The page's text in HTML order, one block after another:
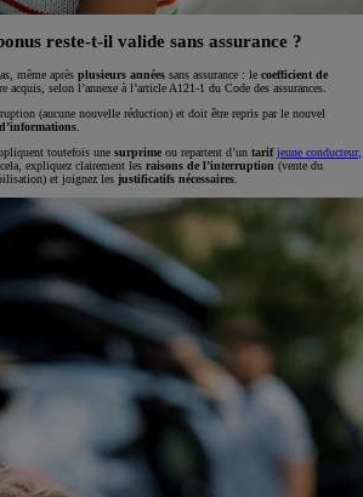
reste-t-il valide sans assurance ?
même après plusieurs années sans assurance : le coefficient de
acquis, selon l’annexe à l’article A121‑1 du Code des assurances.
(aucune nouvelle réduction) et doit être repris par le nouvel
toutefois une surprime ou repartent d’un tarifjeune conducteur,
expliquez clairement les raisons de l’interruption (vente du
et joignez les justificatifs nécessaires